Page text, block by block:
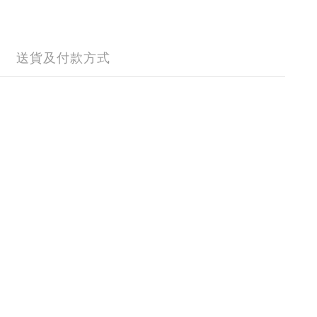
送貨及付款方式